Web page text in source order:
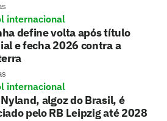
internacional
define volta após título
e fecha 2026 contra a
internacional
algoz do Brasil, é
pelo RB Leipzig até 2028